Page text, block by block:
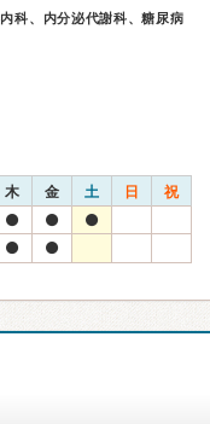
科、内分泌代謝科、糖尿病
木 金 土 日 祝